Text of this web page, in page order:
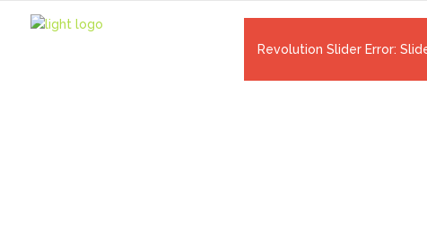
Revolution Slider Error: